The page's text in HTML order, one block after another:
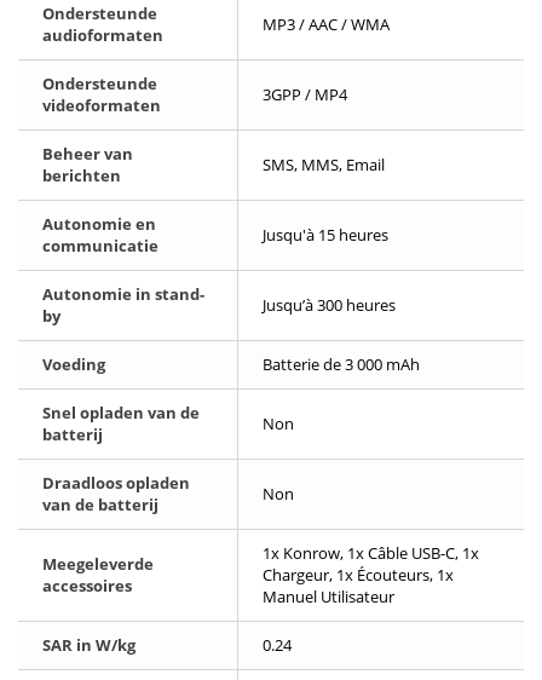
Ondersteunde
audioformaten
MP3 / AAC / WMA
Ondersteunde
videoformaten
3GPP / MP4
Beheer van
berichten
SMS, MMS, Email
Autonomie en
communicatie
Jusqu'à 15 heures
Autonomie in stand-
by
Jusqu’à 300 heures
Voeding Batterie de 3 000 mAh
Snel opladen van de
batterij
Non
Draadloos opladen
van de batterij
Non
Meegeleverde
accessoires
1x Konrow, 1x Câble USB-C, 1x
Chargeur, 1x Écouteurs, 1x
Manuel Utilisateur
SAR in W/kg 0.24